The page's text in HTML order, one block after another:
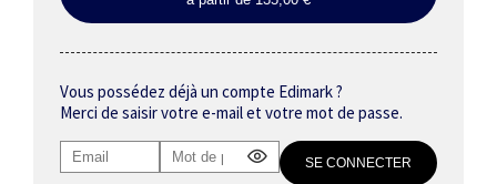
Vous possédez déjà un compte Edimark ?
Merci de saisir votre e-mail et votre mot de passe.